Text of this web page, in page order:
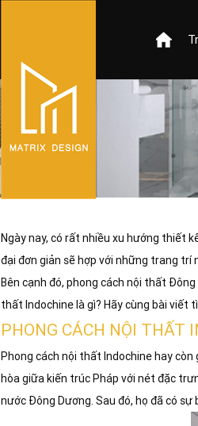
Ngày nay, có rất nhiều xu hướng thiết
đại đơn giản sẽ hợp với những trang trí
Bên cạnh đó, phong cách nội thất
thất Indochine là gì? Hãy cùng bài viết
PHONG CÁCH NỘI THẤT
Phong cách nội thất Indochine hay
hòa giữa kiến trúc Pháp với nét đặc
nước Đông Dương. Sau đó, họ đã có